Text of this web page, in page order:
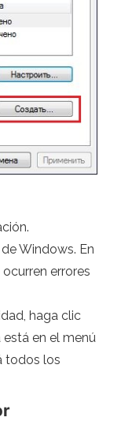
Windows. En
errores
haga clic
está en el menú
todos los